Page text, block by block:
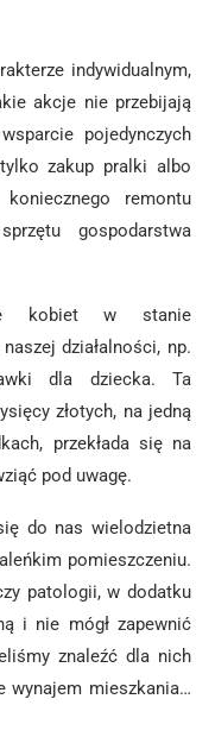
indywidualnym,
akcje nie przebijają
pojedynczych
zakup pralki albo
remontu
gospodarstwa
kobiet w stanie
działalności, np.
dla dziecka. Ta
złotych, na jedną
przekłada się na
pod uwagę.
do nas wielodzietna
pomieszczeniu.
patologii, w dodatku
i nie mógł zapewnić
znaleźć dla nich
wynajem mieszkania…